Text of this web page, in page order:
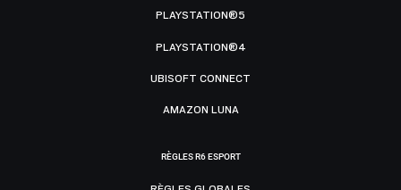
PLAYSTATION®5
PLAYSTATION®4
UBISOFT CONNECT
AMAZON LUNA
RÈGLES R6 ESPORT